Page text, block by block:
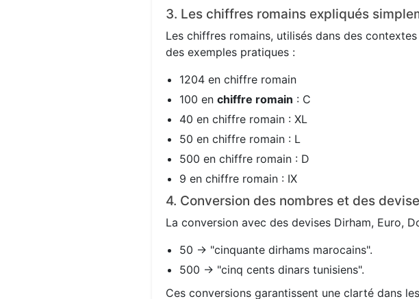
3. Les chiffres romains expliqués
Les chiffres romains, utilisés dans des
des exemples pratiques :
1204 en chiffre romain
100 en chiffre romain : C
40 en chiffre romain : XL
50 en chiffre romain : L
500 en chiffre romain : D
9 en chiffre romain : IX
4. Conversion des nombres et des
La conversion avec des devises Dirham, Euro,
50 → "cinquante dirhams marocains".
500 → "cinq cents dinars tunisiens".
Ces conversions garantissent une clarté dans